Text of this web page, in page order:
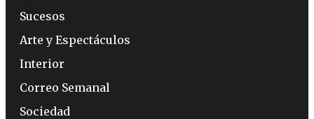
Sucesos
Arte y Espectáculos
Interior
Correo Semanal
Sociedad